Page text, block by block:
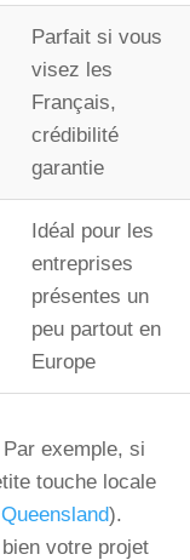
Parfait si vous
visez les
Français,
crédibilité
garantie
Idéal pour les
entreprises
présentes un
peu partout en
Europe
exemple, si
touche locale
).
votre projet